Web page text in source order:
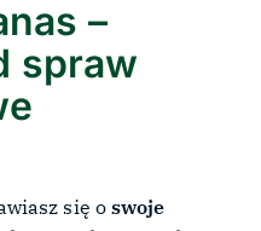
–
spraw
się o swoje